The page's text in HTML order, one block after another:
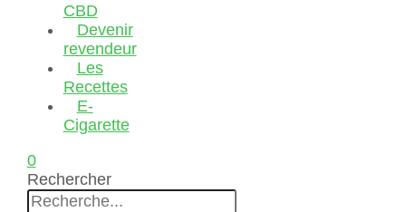
CBD
Devenir
revendeur
Les
Recettes
E-
Cigarette
0
Rechercher